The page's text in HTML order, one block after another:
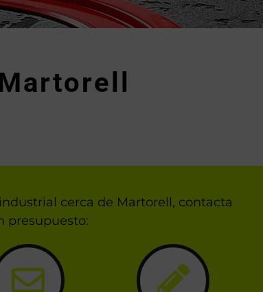
cerca de Martorell, contacta
presupuesto: